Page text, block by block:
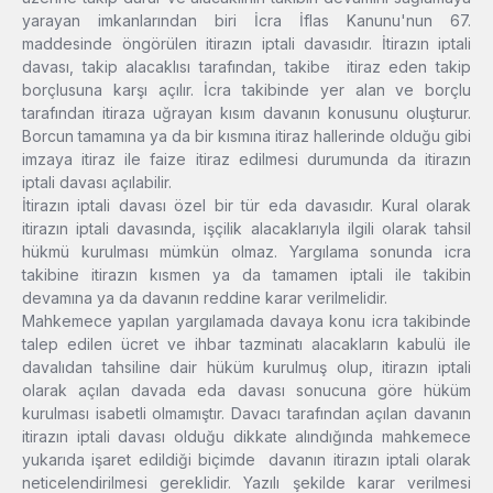
yarayan imkanlarından biri İcra İflas Kanunu'nun 67.
maddesinde öngörülen itirazın iptali davasıdır. İtirazın iptali
davası, takip alacaklısı tarafından, takibe itiraz eden takip
borçlusuna karşı açılır. İcra takibinde yer alan ve borçlu
tarafından itiraza uğrayan kısım davanın konusunu oluşturur.
Borcun tamamına ya da bir kısmına itiraz hallerinde olduğu gibi
imzaya itiraz ile faize itiraz edilmesi durumunda da itirazın
iptali davası açılabilir.
İtirazın iptali davası özel bir tür eda davasıdır. Kural olarak
itirazın iptali davasında, işçilik alacaklarıyla ilgili olarak tahsil
hükmü kurulması mümkün olmaz. Yargılama sonunda icra
takibine itirazın kısmen ya da tamamen iptali ile takibin
devamına ya da davanın reddine karar verilmelidir.
Mahkemece yapılan yargılamada davaya konu icra takibinde
talep edilen ücret ve ihbar tazminatı alacakların kabulü ile
davalıdan tahsiline dair hüküm kurulmuş olup, itirazın iptali
olarak açılan davada eda davası sonucuna göre hüküm
kurulması isabetli olmamıştır. Davacı tarafından açılan davanın
itirazın iptali davası olduğu dikkate alındığında mahkemece
yukarıda işaret edildiği biçimde davanın itirazın iptali olarak
neticelendirilmesi gereklidir. Yazılı şekilde karar verilmesi